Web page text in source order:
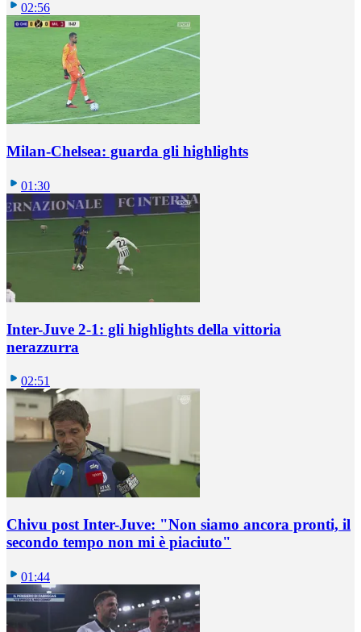
02:56
Milan-Chelsea: guarda gli highlights
01:30
Inter-Juve 2-1: gli highlights della vittoria
nerazzurra
02:51
Chivu post Inter-Juve: "Non siamo ancora pronti, il
secondo tempo non mi è piaciuto"
01:44